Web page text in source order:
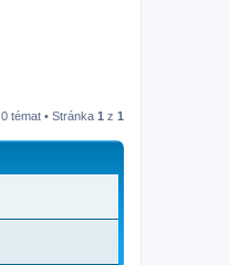
0 témat • Stránka 1 z 1